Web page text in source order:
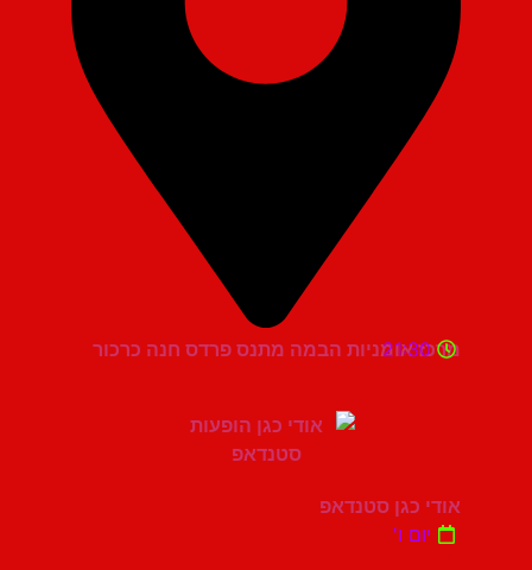
מרכז אומניות הבמה מתנס פרדס חנה כרכור
21:30
אודי כגן סטנדאפ
יום ו'